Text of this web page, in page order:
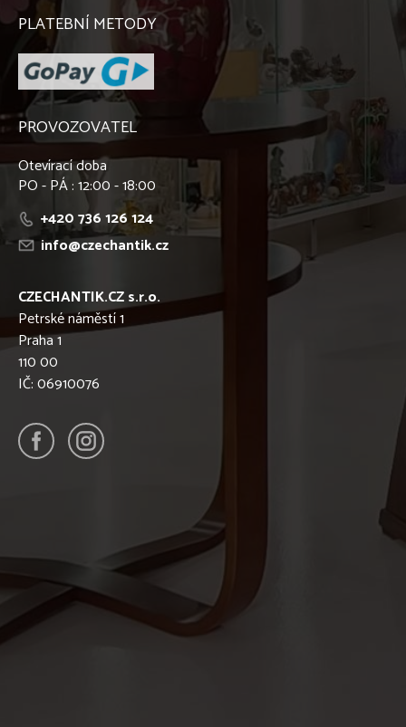
PLATEBNÍ METODY
PROVOZOVATEL
Otevírací doba
PO - PÁ : 12:00 - 18:00
+420 736 126 124
info@czechantik.cz
CZECHANTIK.CZ s.r.o.
Petrské náměstí 1
Praha 1
110 00
IČ: 06910076